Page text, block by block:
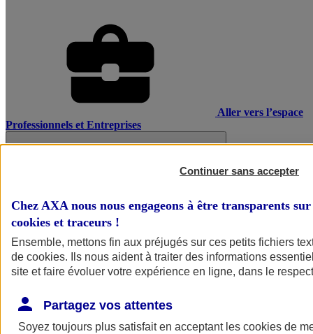
Aller vers l’espace
Professionnels et Entreprises
Continuer sans accepter
Chez AXA nous nous engageons à être transparents
cookies et traceurs !
Ensemble, mettons fin aux préjugés sur ces petits fichiers
de cookies. Ils nous aident à traiter des informations
site et faire évoluer votre expérience en ligne, dans le
Partagez vos attentes
Soyez toujours plus satisfait en acceptant les cookies de